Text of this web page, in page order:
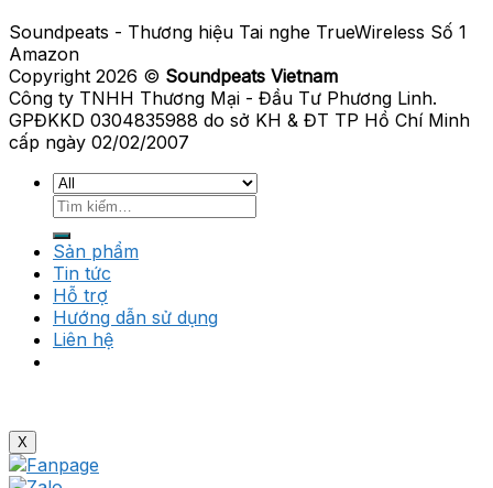
Soundpeats - Thương hiệu Tai nghe TrueWireless Số 1
Amazon
Copyright 2026 © Soundpeats Vietnam
Công ty TNHH Thương Mại - Đầu Tư Phương Linh.
GPĐKKD 0304835988 do sở KH & ĐT TP Hồ Chí Minh
cấp ngày 02/02/2007
Tìm
Sản phẩm
Tin tức
Hỗ trợ
Hướng dẫn sử dụng
Liên hệ
X